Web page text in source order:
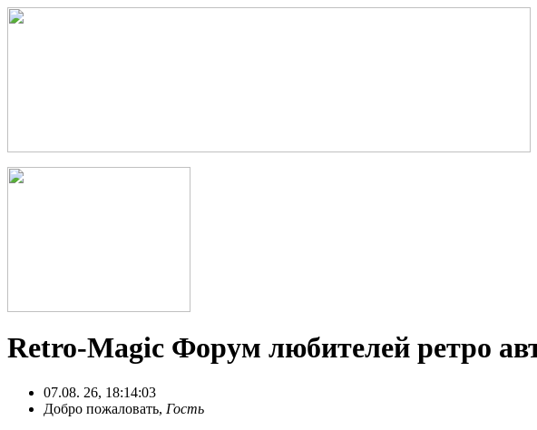
Retro-Magic Форум любителей ретро
07.08. 26, 18:14:03
Добро пожаловать, Гость